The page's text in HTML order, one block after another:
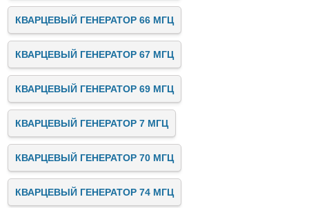
КВАРЦЕВЫЙ ГЕНЕРАТОР 66 МГЦ
КВАРЦЕВЫЙ ГЕНЕРАТОР 67 МГЦ
КВАРЦЕВЫЙ ГЕНЕРАТОР 69 МГЦ
КВАРЦЕВЫЙ ГЕНЕРАТОР 7 МГЦ
КВАРЦЕВЫЙ ГЕНЕРАТОР 70 МГЦ
КВАРЦЕВЫЙ ГЕНЕРАТОР 74 МГЦ